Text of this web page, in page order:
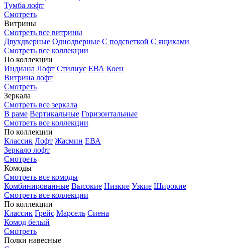
Тумба лофт
Смотреть
Витрины
Смотреть все витрины
Двухдверные Однодверные С подсветкой С ящиками
Смотреть все коллекции
По коллекции
Индиана Лофт Стилиус ЕВА Коен
Витрина лофт
Смотреть
Зеркала
Смотреть все зеркала
В раме Вертикальные Горизонтальные
Смотреть все коллекции
По коллекции
Классик Лофт Жасмин ЕВА
Зеркало лофт
Смотреть
Комоды
Смотреть все комоды
Комбинированные Высокие Низкие Узкие Широкие
Смотреть все коллекции
По коллекции
Классик Грейс Марсель Сиена
Комод белый
Смотреть
Полки навесные